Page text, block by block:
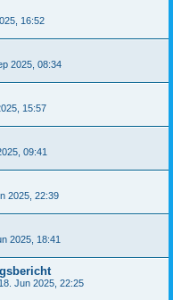
16:52
2025, 08:34
15:57
09:41
2025, 22:39
2025, 18:41
Jun 2025, 22:25